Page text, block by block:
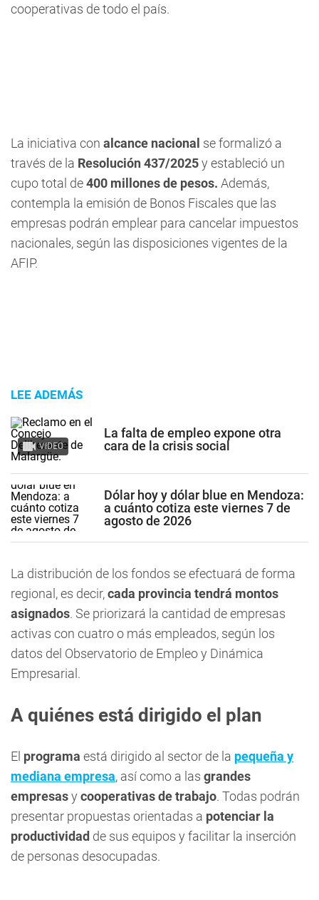
cooperativas de todo el país.
La iniciativa con alcance nacional se formalizó a
través de la Resolución 437/2025y estableció un
cupo total de400 millones de pesos. Además,
contempla la emisión de Bonos Fiscales que las
empresas podrán emplear para cancelar impuestos
nacionales, según las disposiciones vigentes de la
AFIP.
LEE ADEMÁS
VIDEO
La falta de empleo expone otra
cara de la crisis social
Dólar hoy y dólar blue en Mendoza:
a cuánto cotiza este viernes 7 de
agosto de 2026
La distribución de los fondos se efectuará de forma
regional, es decir,cada provincia tendrá montos
asignados. Se priorizará la cantidad de empresas
activas con cuatro o más empleados, según los
datos del Observatorio de Empleo y Dinámica
Empresarial.
A quiénes está dirigido el plan
El programa está dirigido al sector de la pequeña y
mediana empresa, así como a las grandes
empresasy cooperativas de trabajo. Todas podrán
presentar propuestas orientadas a potenciar la
productividad de sus equipos y facilitar la inserción
de personas desocupadas.